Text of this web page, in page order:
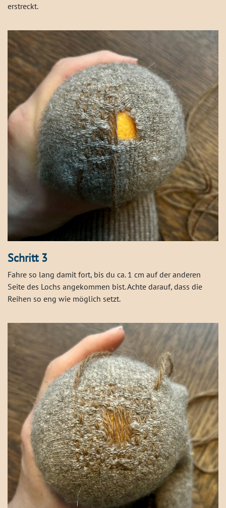
erstreckt.
Schritt 3
Fahre so lang damit fort, bis du ca. 1 cm auf der anderen
Seite des Lochs angekommen bist. Achte darauf, dass die
Reihen so eng wie möglich setzt.